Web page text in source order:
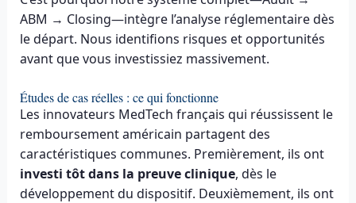
ABM → Closing—intègre l’analyse réglementaire dès
le départ. Nous identifions risques et opportunités
avant que vous investissiez massivement.
Études de cas réelles : ce qui fonctionne
Les innovateurs MedTech français qui réussissent le
remboursement américain partagent des
caractéristiques communes. Premièrement, ils ont
investi tôt dans la preuve clinique, dès le
développement du dispositif. Deuxièmement, ils ont